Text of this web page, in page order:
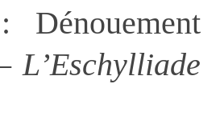
Dénouement
L’Eschylliade